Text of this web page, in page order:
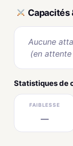
Capacités
Aucune
(en
Statistiques de
FAIBLESSE
—